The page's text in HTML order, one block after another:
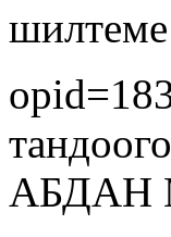
АБДАН